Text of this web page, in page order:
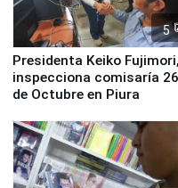
5
Presidenta Keiko Fujimori,
inspecciona comisaría 26
de Octubre en Piura